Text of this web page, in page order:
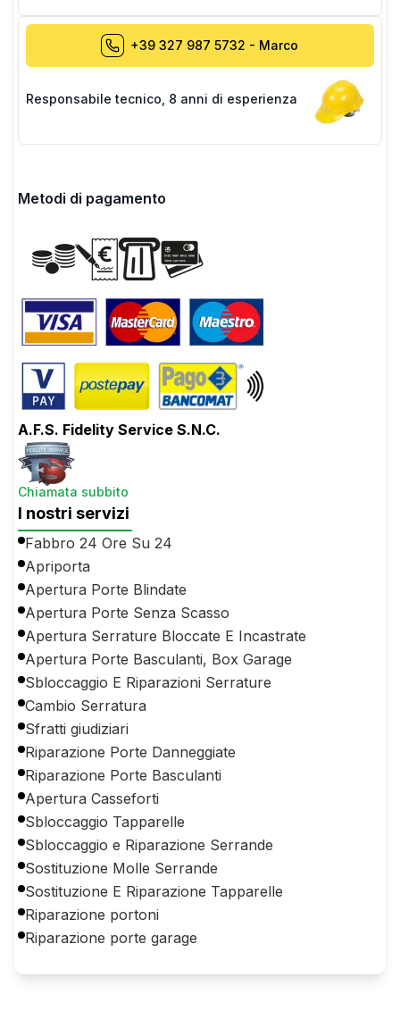
+39 327 987 5732 - Marco
Responsabile tecnico 8 anni di esperienza
Metodi di pagamento
A.F.S. Fidelity Service S.N.C.
Chiamata subbito
I nostri servizi
Fabbro 24 Ore Su 24
Apriporta
Apertura Porte Blindate
Apertura Porte Senza Scasso
Apertura Serrature Bloccate E Incastrate
Apertura Porte Basculanti, Box Garage
Sbloccaggio E Riparazioni Serrature
Cambio Serratura
Sfratti giudiziari
Riparazione Porte Danneggiate
Riparazione Porte Basculanti
Apertura Casseforti
Sbloccaggio Tapparelle
Sbloccaggio e Riparazione Serrande
Sostituzione Molle Serrande
Sostituzione E Riparazione Tapparelle
Riparazione portoni
Riparazione porte garage